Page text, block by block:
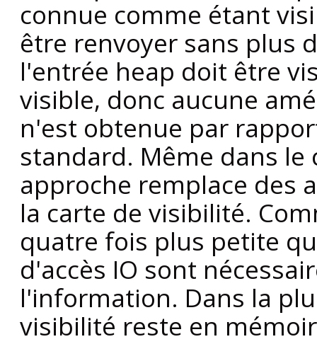
connue comme étant
être renvoyer sans plus
l'entrée heap doit être
visible, donc aucune
n'est obtenue par
standard. Même dans
approche remplace des
la carte de visibilité.
quatre fois plus petite
d'accès IO sont
l'information. Dans la
visibilité reste en